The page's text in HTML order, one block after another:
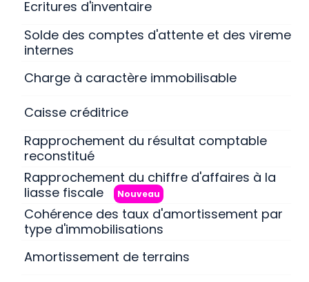
Ecritures d'inventaire
Solde des comptes d'attente et des
internes
Charge à caractère immobilisable
Caisse créditrice
Rapprochement du résultat comptable
reconstitué
Rapprochement du chiffre d'affaires à la
liasse fiscale
Nouveau
Cohérence des taux d'amortissement par
type d'immobilisations
Amortissement de terrains